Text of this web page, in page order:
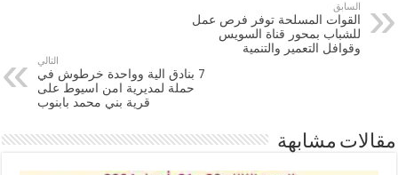
السابق
القوات المسلحة توفر فرص عمل
للشباب بمحور قناة السويس
وقوافل التعمير والتنمية
التالي
7 بنادق الية وواحدة خرطوش في
حملة لمديرية امن اسيوط على
قرية بني محمد بابنوب
مقالات مشابهة